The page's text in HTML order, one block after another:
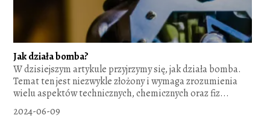
Jak działa bomba?
W dzisiejszym artykule przyjrzymy się, jak działa bomba.
Temat ten jest niezwykle złożony i wymaga zrozumienia
wielu aspektów technicznych, chemicznych oraz fiz...
2024-06-09